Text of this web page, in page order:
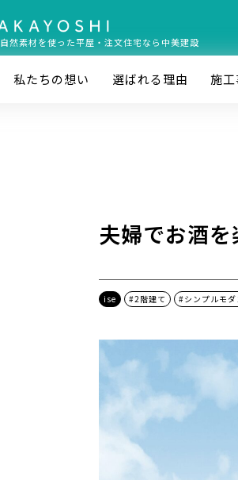
自然素材を使った平屋・注文住宅なら中美建設
私たちの想い 選ばれる理由 施
夫婦でお酒
ise #2階建て #シンプルモ